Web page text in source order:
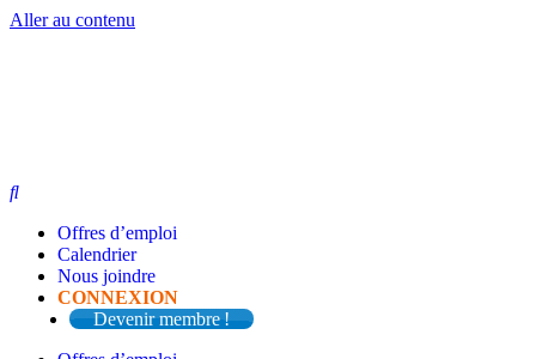
Aller au contenu
Offres d’emploi
Calendrier
Nous joindre
CONNEXION
Devenir membre !